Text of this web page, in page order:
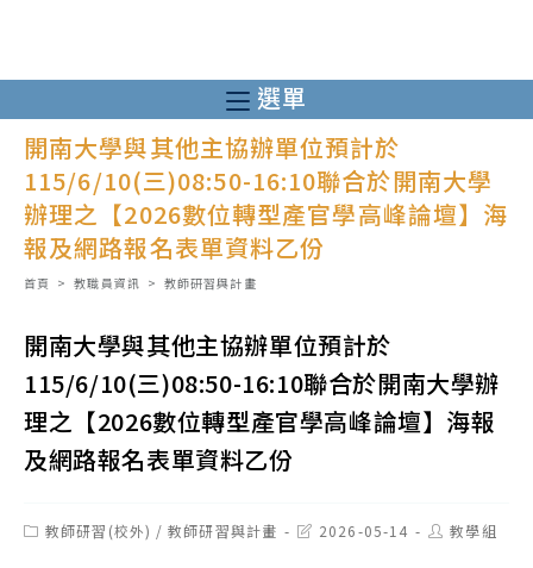
至
主
容
選單
開南大學與其他主協辦單位預計於
115/6/10(三)08:50-16:10聯合於開南大學
辦理之【2026數位轉型產官學高峰論壇】海
報及網路報名表單資料乙份
首頁 > 教職員資訊 > 教師研習與計畫
開南大學與其他主協辦單位預計於
115/6/10(三)08:50-16:10聯合於開南大學辦
理之【2026數位轉型產官學高峰論壇】海報
及網路報名表單資料乙份
Post教師研習(校外) / 教師研習與計畫
Post2026-05-14
Post教學組